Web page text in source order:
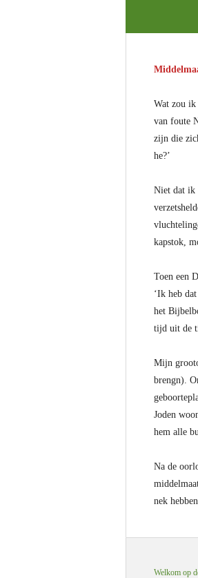
Wat zou ik
van foute
zijn die
he?’
Niet dat ik
kapstok,
Toen een
‘Ik heb
het
tijd uit de
Mijn
brengn).
Joden
hem alle
Na de
nek
Welkom op